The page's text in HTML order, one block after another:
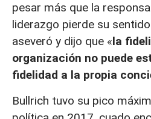
pesar más que la
liderazgo pierde su
aseveró y dijo que «la
organización no puede
fidelidad a la propia
Bullrich tuvo su pico